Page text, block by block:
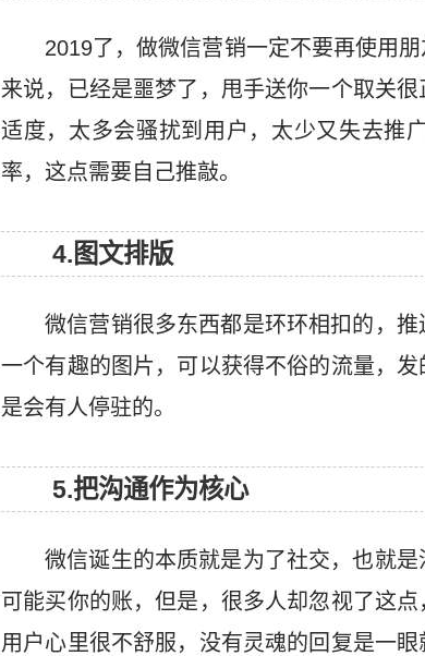
2019了，做微信营销一定不要再使用
来说，已经是噩梦了，甩手送你一个取关
适度，太多会骚扰到用户，太少又失去推
率，这点需要自己推敲。
4.图文排版
微信营销很多东西都是环环相扣的，
一个有趣的图片，可以获得不俗的流量，
是会有人停驻的。
5.把沟通作为核心
微信诞生的本质就是为了社交，也就
可能买你的账，但是，很多人却忽视了这
用户心里很不舒服，没有灵魂的回复是一